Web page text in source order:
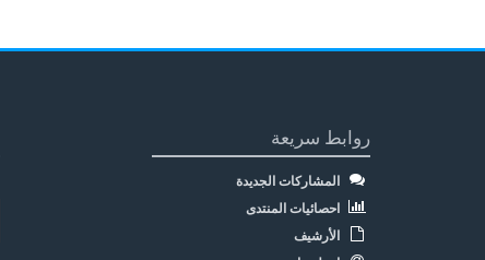
روابط سريعة
المشاركات الجديدة
احصائيات المنتدى
الأرشيف